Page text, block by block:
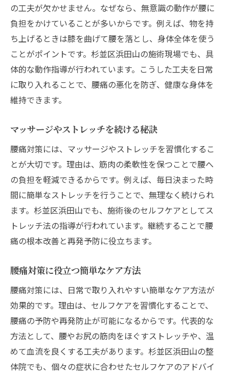
の工夫が欠かせません。なぜなら、無意識の動作が腰に
負担をかけていることが多いからです。例えば、物を持
ち上げるときは膝を曲げて腰を落とし、身体全体を使う
ことがポイントです。杉並区浜田山の施術現場でも、具
体的な動作指導が行われています。こうした工夫を日常
に取り入れることで、腰痛の悪化を防ぎ、健康な身体を
維持できます。
マッサージやストレッチを続ける秘訣
腰痛対策には、マッサージやストレッチを習慣化するこ
とが大切です。理由は、筋肉の柔軟性を保つことで腰へ
の負担を軽減できるからです。例えば、毎日決まった時
間に簡単なストレッチを行うことで、無理なく続けられ
ます。杉並区浜田山でも、施術後のセルフケアとしてス
トレッチ法の指導が行われています。継続することで腰
痛の根本改善と再発予防に役立ちます。
腰痛対策に役立つ簡単なケア方法
腰痛対策には、日常で取り入れやすい簡単なケア方法が
効果的です。理由は、セルフケアを習慣化することで、
腰痛の予防や再発防止が可能になるからです。代表的な
方法として、腰やお尻の筋肉をほぐすストレッチや、温
めて血流を良くする工夫があります。杉並区浜田山の整
体院でも、個々の症状に合わせたセルフケアのアドバイ